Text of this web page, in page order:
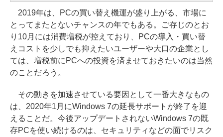
2019年は、PCの買い替え機運が盛り上がる、市場に
とってまたとないチャンスの年でもある。ご存じのとお
り10月には消費増税が控えており、PCの導入・買い替
えコストを少しでも抑えたいユーザーや大口の企業とし
ては、増税前にPCへの投資を済ませておきたいのは当然
のことだろう。
その動きを加速させている要因として一番大きなもの
は、2020年1月にWindows 7の延長サポートが終了を迎
えることだ。今後アップデートされないWindows 7の既
存PCを使い続けるのは、セキュリティなどの面でリスク